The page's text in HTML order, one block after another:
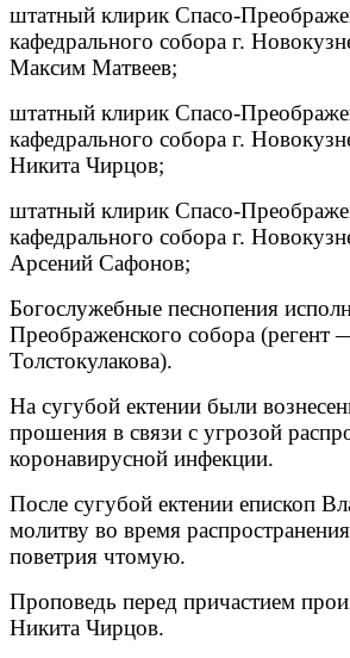
штатный клирик Спасо-
кафедрального собора г.
Максим Матвеев;
штатный клирик Спасо-
кафедрального собора г.
Никита Чирцов;
штатный клирик Спасо-
кафедрального собора г.
Арсений Сафонов;
Богослужебные песнопения
Преображенского собора
Толстокулакова).
На сугубой ектении были
прошения в связи с угрозой
коронавирусной инфекции.
После сугубой ектении епископ
молитву во время
поветрия чтомую.
Проповедь перед причастием
Никита Чирцов.